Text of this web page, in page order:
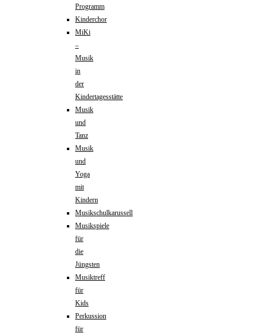
Programm
Kinderchor
MiKi
–
Musik
in
der
Kindertagesstätte
Musik
und
Tanz
Musik
und
Yoga
mit
Kindern
Musikschulkarussell
Musikspiele
für
die
Jüngsten
Musiktreff
für
Kids
Perkussion
für